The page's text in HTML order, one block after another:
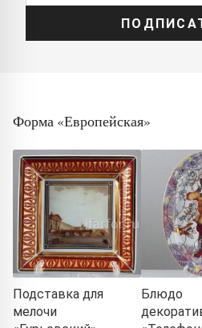
Форма «Европейская»
Подставка для
мелочи
Блюдо